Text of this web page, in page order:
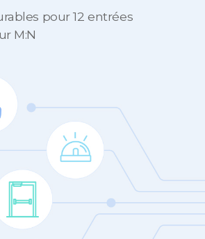
pour 12 entrées
M:N